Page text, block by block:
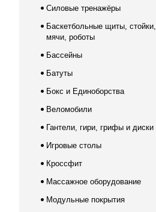
Силовые тренажёры
Баскетбольные щиты, стойки,
мячи, роботы
Бассейны
Батуты
Бокс и Единоборства
Веломобили
Гантели, гири, грифы и диски
Игровые столы
Кроссфит
Массажное оборудование
Модульные покрытия